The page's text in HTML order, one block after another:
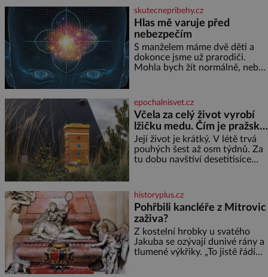
jediného dne můžete
nahlédnout do útrob jedné z
nejvýznamnějších vodních
elektráren v Evropě, vydat se na
horské hřebeny, projet se na
koloběžce a den zakončit
poznáváním památek ve
skutecnepribehy.cz
Hlas mě varuje před
nebezpečím
S manželem máme dvě děti a
dokonce jsme už prarodiči.
Mohla bych žít normálně, nebýt
mzdová účetní a konec měsíce
je pro mě vždy velice psychicky
náročným obdobím. Od té
chvíle, co máme vnoučata, mi
dcera čím dál častěji volá o
pomoc, co se hlídání týče. Dalo
by se
epochalnisvet.cz
Včela za celý život vyrobí
lžičku medu. Čím je pražský
med ze střech tak ceněný?
Její život je krátký. V létě trvá
pouhých šest až osm týdnů. Za
tu dobu navštíví desetitisíce
medu – zhruba jednu čajovou
lžičku. Sama o sobě se může
zdát bezvýznamná. Teprve když
se spojí s dalšími desítkami tisíc
příslušnic svého včelstva,
vznikne jeden z
nejdokonalejších organismů
historyplus.cz
Pohřbili kancléře z Mitrovic
zaživa?
Z kostelní hrobky u svatého
Jakuba se ozývají dunivé rány a
tlumené výkřiky. „To jistě řádí